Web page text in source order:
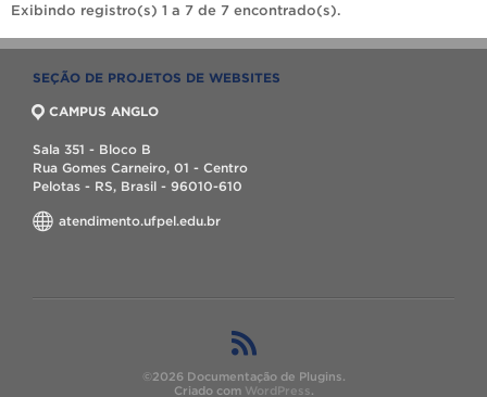
Exibindo registro(s) 1 a 7 de 7 encontrado(s).
SEÇÃO DE PROJETOS DE WEBSITES
CAMPUS ANGLO
Sala 351 - Bloco B
Rua Gomes Carneiro, 01 - Centro
Pelotas - RS, Brasil - 96010-610
atendimento.ufpel.edu.br
©2026 Documentação de Plugins.
Criado com WordPress.